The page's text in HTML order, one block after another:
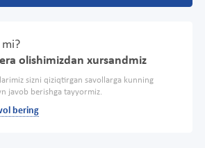
olishimizdan xursandmiz
sizni qiziqtirgan savollarga kunning
javob berishga tayyormiz.
bering